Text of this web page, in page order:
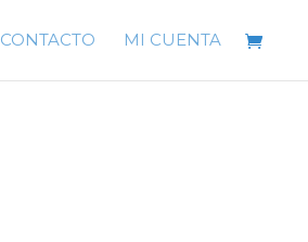
CONTACTO MI CUENTA